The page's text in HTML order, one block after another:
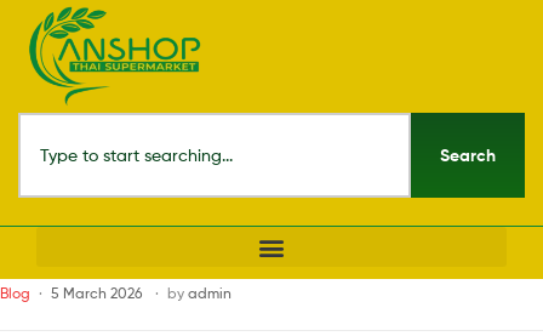
Search
Blog 5 March 2026 by admin